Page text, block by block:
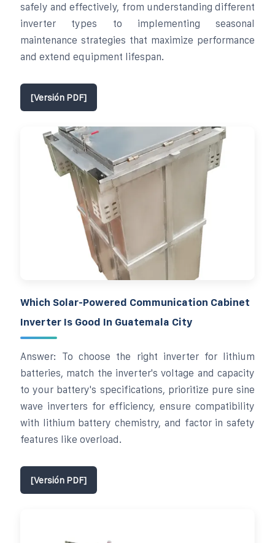
safely and effectively, from understanding different
inverter types to implementing seasonal
maintenance strategies that maximize performance
and extend equipment lifespan.
[Versión PDF]
Which Solar-Powered Communication Cabinet
Inverter Is Good In Guatemala City
Answer: To choose the right inverter for lithium
batteries, match the inverter's voltage and capacity
to your battery's specifications, prioritize pure sine
wave inverters for efficiency, ensure compatibility
with lithium battery chemistry, and factor in safety
features like overload.
[Versión PDF]